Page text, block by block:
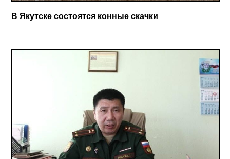
В Якутске состоятся конные скачки